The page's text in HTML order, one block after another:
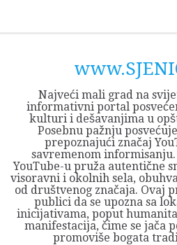
Najveći mali grad na
informativni portal
kulturi i dešavanjima u
Posebnu pažnju
prepoznajući značaj
savremenom informisanju.
YouTube-u pruža autentične
visoravni i okolnih sela,
od društvenog značaja. Ovaj
publici da se upozna sa
inicijativama, poput
manifestacija, čime se jača
promoviše bogata